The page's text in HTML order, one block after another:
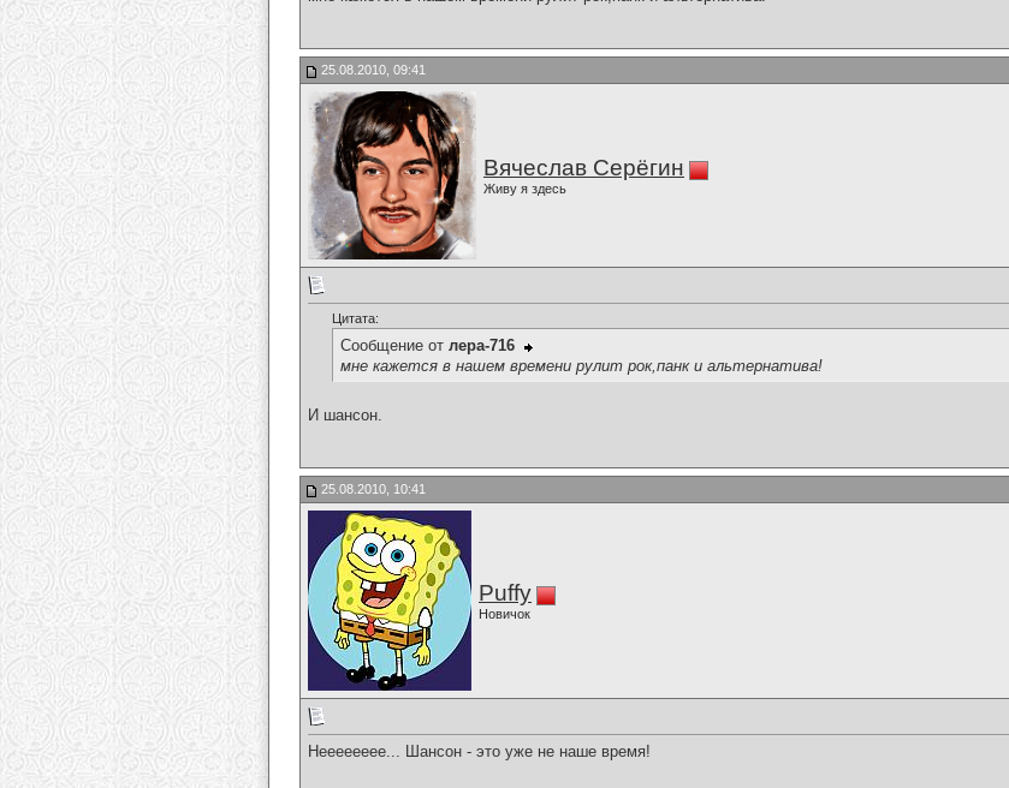
25.08.2010, 09:41
Вячеслав Серёгин
Живу я здесь
Цитата:
Сообщение от лера-716
мне кажется в нашем времени рулит рок,панк и альтернатива!
И шансон.
25.08.2010, 10:41
Puffy
Новичок
Нееееееее... Шансон - это уже не наше время!